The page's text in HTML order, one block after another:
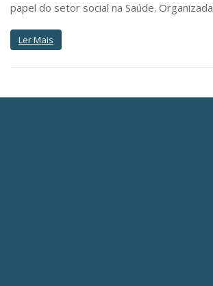
papel do setor social na Saúde. Organizada
Ler Mais